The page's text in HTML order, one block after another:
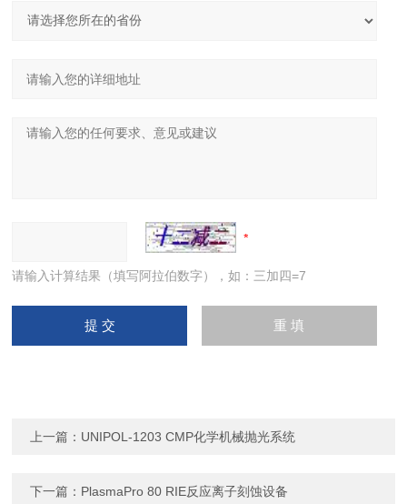
请输入计算结果（填写阿拉伯数字），如：三加四=7
上一篇： UNIPOL-1203 CMP化学机械抛光系统
下一篇： PlasmaPro 80 RIE反应离子刻蚀设备